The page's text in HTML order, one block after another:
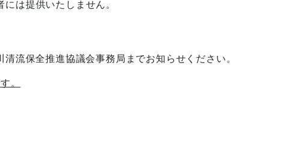
は提供いたしません。
流保全推進協議会事務局までお知らせください。
。